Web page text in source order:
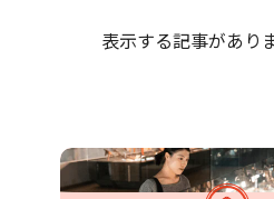
表示する記事があり